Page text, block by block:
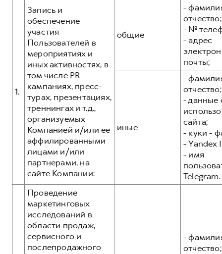
АКСЕССУАРЫ HAVAL
Автомобильные аксессуары
Коллекция CITY
Коллекция Базовая
Коллекция Детская
Коллекция CITY
Коллекция Базовая
Коллекция Детская
1.
Запись и
обеспечение
участия
Пользователей в
мероприятиях и
иных активностях, в
том числе PR –
кампаниях, пресс-
турах, презентациях,
треннингах и т.д.,
организуемых
Компанией и/или ее
аффилированными
лицами и/или
партнерами, на
сайте Компании:
общие
-
отчество;
- №
- адрес
почты;
иные
-
отчество;
- данные
сайта;
- куки -
- Yandex
- имя
Telegram.
Проведение
маркетинговых
исследований в
области продаж,
сервисного и
послепродажного
-
отчество;